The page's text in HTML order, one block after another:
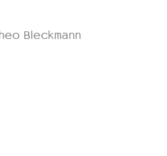
Bleckmann